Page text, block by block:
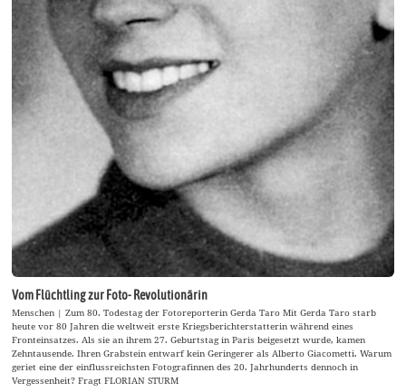
Vom Flüchtling zur Foto- Revolutionärin
Menschen | Zum 80. Todestag der Fotoreporterin Gerda Taro Mit Gerda Taro starb
heute vor 80 Jahren die weltweit erste Kriegsberichterstatterin während eines
Fronteinsatzes. Als sie an ihrem 27. Geburtstag in Paris beigesetzt wurde, kamen
Zehntausende. Ihren Grabstein entwarf kein Geringerer als Alberto Giacometti. Warum
geriet eine der einflussreichsten Fotografinnen des 20. Jahrhunderts dennoch in
Vergessenheit? Fragt FLORIAN STURM